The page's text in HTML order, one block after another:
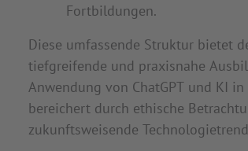
Fortbildungen.
Diese umfassende Struktur bietet
tiefgreifende und praxisnahe
Anwendung von ChatGPT und KI
bereichert durch ethische
zukunftsweisende